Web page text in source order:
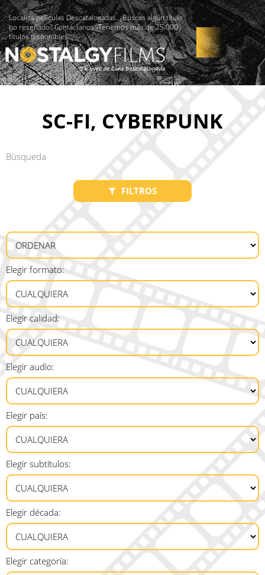
Localiza películas Descatalogadas. ¿Buscas algún título
no reseñado? Contáctanos -Tenemos más de 25.000
títulos disponibles!
SC-FI, CYBERPUNK
FILTROS
Elegir formato:
Elegir calidad:
Elegir audio:
Elegir país:
Elegir subtítulos:
Elegir década:
Elegir categoría: